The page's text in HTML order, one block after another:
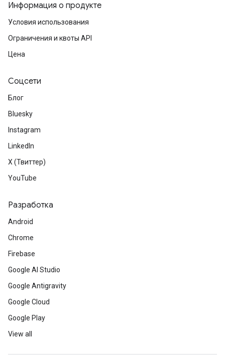
Информация о продукте
Условия использования
Ограничения и квоты API
Цена
Соцсети
Блог
Bluesky
Instagram
LinkedIn
X (Твиттер)
YouTube
Разработка
Android
Chrome
Firebase
Google AI Studio
Google Antigravity
Google Cloud
Google Play
View all